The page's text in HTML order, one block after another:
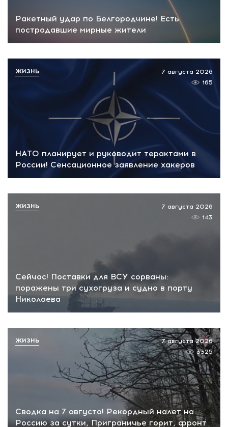
Ракетный удар по Белгородчине! Есть
пострадавшие мирные жители
НАТО планирует и руководит терактами в
России! Сенсационное заявление хакеров
7 августа 2026
165
ЖИЗНЬ
Сейчас! Поставки для ВСУ сорваны:
поражены три сухогруза и судно в порту
Николаева
7 августа 2026
143
ЖИЗНЬ
Сводка на 7 августа! Рекордный налет на
Россию за сутки, Приграничье горит, фронт
7 августа 2026
3325
ЖИЗНЬ